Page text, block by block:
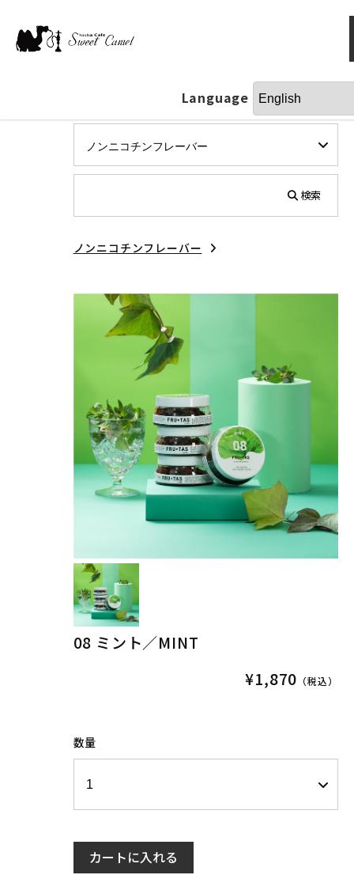
Language
検索
ノンニコチンフレーバー
08 ミント／MINT
¥1,870 （税込）
数量
カートに入れる